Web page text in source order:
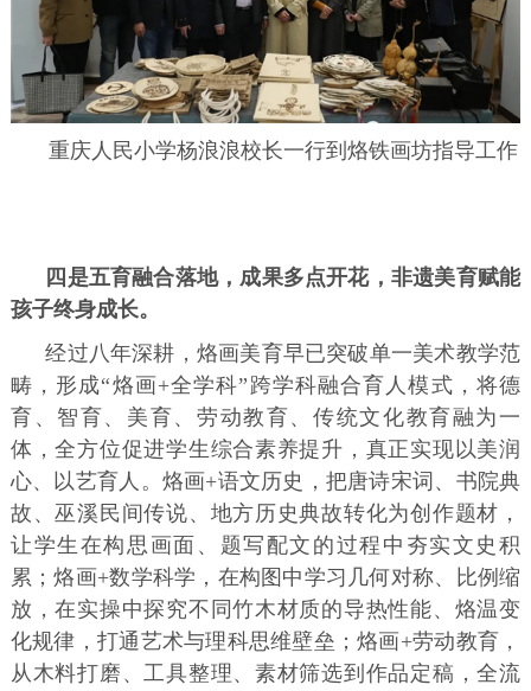
重庆人民小学杨浪浪校长一行到烙铁画坊指导工作
四是五育融合落地，成果多点开花，非遗美育赋能
孩子终身成长。
经过八年深耕，烙画美育早已突破单一美术教学范
畴，形成“烙画+全学科”跨学科融合育人模式，将德
育、智育、美育、劳动教育、传统文化教育融为一
体，全方位促进学生综合素养提升，真正实现以美润
心、以艺育人。烙画+语文历史，把唐诗宋词、书院典
故、巫溪民间传说、地方历史典故转化为创作题材，
让学生在构思画面、题写配文的过程中夯实文史积
累；烙画+数学科学，在构图中学习几何对称、比例缩
放，在实操中探究不同竹木材质的导热性能、烙温变
化规律，打通艺术与理科思维壁垒；烙画+劳动教育，
从木料打磨、工具整理、素材筛选到作品定稿，全流